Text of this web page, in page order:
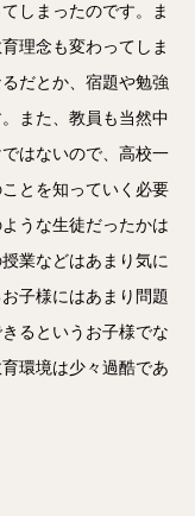
しまったのです。ま
理念も変わってしま
だとか、宿題や勉強
また、教員も当然中
はないので、高校一
とを知っていく必要
うな生徒だったかは
業などはあまり気に
子様にはあまり問題
るというお子様でな
環境は少々過酷であ